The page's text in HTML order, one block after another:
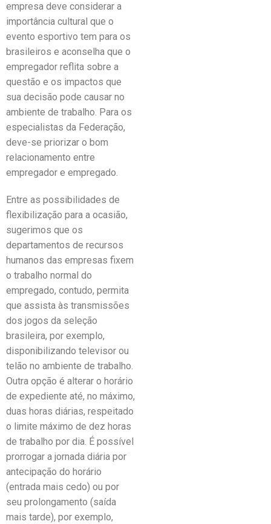
empresa deve considerar a
importância cultural que o
evento esportivo tem para os
brasileiros e aconselha que o
empregador reflita sobre a
questão e os impactos que
sua decisão pode causar no
ambiente de trabalho. Para os
especialistas da Federação,
deve-se priorizar o bom
relacionamento entre
empregador e empregado.
Entre as possibilidades de
flexibilização para a ocasião,
sugerimos que os
departamentos de recursos
humanos das empresas fixem
o trabalho normal do
empregado, contudo, permita
que assista às transmissões
dos jogos da seleção
brasileira, por exemplo,
disponibilizando televisor ou
telão no ambiente de trabalho.
Outra opção é alterar o horário
de expediente até, no máximo,
duas horas diárias, respeitado
o limite máximo de dez horas
de trabalho por dia. É possível
prorrogar a jornada diária por
antecipação do horário
(entrada mais cedo) ou por
seu prolongamento (saída
mais tarde), por exemplo,